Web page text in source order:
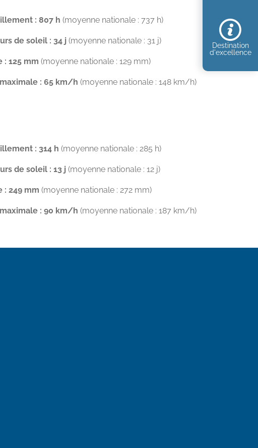
Destination
d'excellence
: 807 h (moyenne nationale : 737 h)
de soleil : 34 j (moyenne nationale : 31 j)
: 125 mm (moyenne nationale : 129 mm)
: 65 km/h (moyenne nationale : 148 km/h)
: 314 h (moyenne nationale : 285 h)
de soleil : 13 j (moyenne nationale : 12 j)
: 249 mm (moyenne nationale : 272 mm)
: 90 km/h (moyenne nationale : 187 km/h)